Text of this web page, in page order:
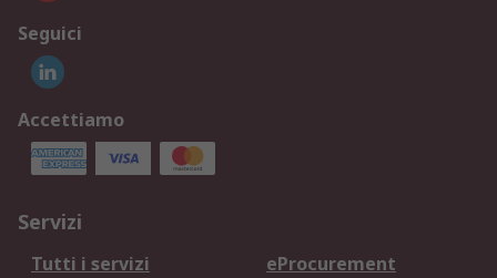
Seguici
Accettiamo
Servizi
Tutti i servizi
eProcurement